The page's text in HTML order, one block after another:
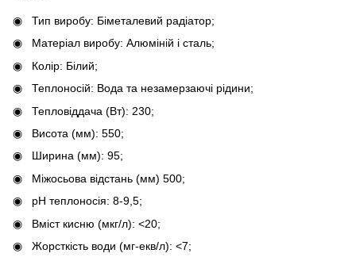
Тип виробу: Біметалевий радіатор;
Матеріал виробу: Алюміній і сталь;
Колір: Білий;
Теплоносій: Вода та незамерзаючі рідини;
Тепловіддача (Вт): 230;
Висота (мм): 550;
Ширина (мм): 95;
Міжосьова відстань (мм) 500;
pH теплоносія: 8-9,5;
Вміст кисню (мкг/л): <20;
Жорсткість води (мг-екв/л): <7;